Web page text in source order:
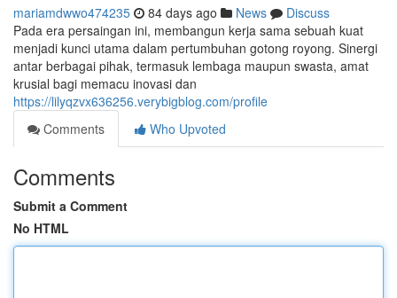
mariamdwwo474235 84 days ago News
Discuss
Pada era persaingan ini, membangun kerja sama sebuah kuat
menjadi kunci utama dalam pertumbuhan gotong royong. Sinergi
antar berbagai pihak, termasuk lembaga maupun swasta, amat
krusial bagi memacu inovasi dan
https://lilyqzvx636256.verybigblog.com/profile
Comments
Who Upvoted
Comments
Submit a Comment
No HTML